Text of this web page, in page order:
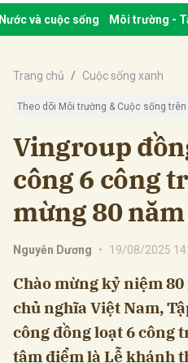
Nước và cuộc sống Môi trường -
Trang chủ Cuộc sống xanh
Theo dõi Môi trường & Cuộc sống trên
Vingroup
công 6 công
mừng 80
Nguyễn Dương • 19/08/2025
Chào mừng kỷ niệm
chủ nghĩa Việt Nam,
công đồng loạt 6 công
tâm điểm là Lễ khánh